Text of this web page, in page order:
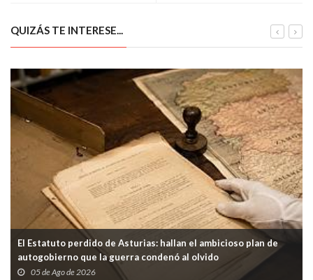
QUIZÁS TE INTERESE...
El Estatuto perdido de Asturias: hallan el ambicioso plan de
autogobierno que la guerra condenó al olvido
05 de Ago de 2026